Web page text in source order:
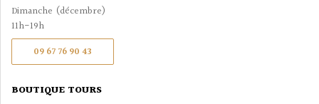
Dimanche (décembre)
11h-19h
09 67 76 90 43
BOUTIQUE TOURS